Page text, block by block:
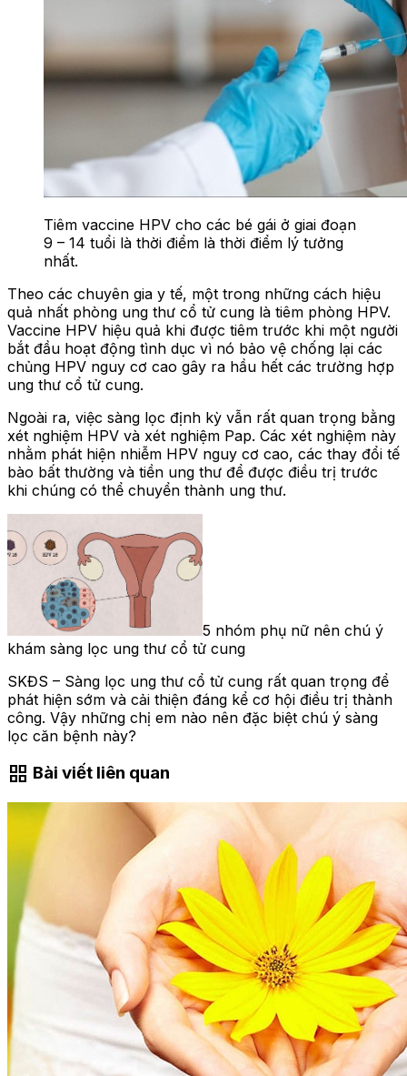
Tiêm vaccine HPV cho các bé gái ở giai đoạn
9 – 14 tuổi là thời điểm là thời điểm lý tưởng
nhất.
Theo các chuyên gia y tế, một trong những cách hiệu
quả nhất phòng ung thư cổ tử cung là tiêm phòng HPV.
Vaccine HPV hiệu quả khi được tiêm trước khi một người
bắt đầu hoạt động tình dục vì nó bảo vệ chống lại các
chủng HPV nguy cơ cao gây ra hầu hết các trường hợp
ung thư cổ tử cung.
Ngoài ra, việc sàng lọc định kỳ vẫn rất quan trọng bằng
xét nghiệm HPV và xét nghiệm Pap. Các xét nghiệm này
nhằm phát hiện nhiễm HPV nguy cơ cao, các thay đổi tế
bào bất thường và tiền ung thư để được điều trị trước
khi chúng có thể chuyển thành ung thư.
5 nhóm phụ nữ nên chú ý
khám sàng lọc ung thư cổ tử cung
SKĐS – Sàng lọc ung thư cổ tử cung rất quan trọng để
phát hiện sớm và cải thiện đáng kể cơ hội điều trị thành
công. Vậy những chị em nào nên đặc biệt chú ý sàng
lọc căn bệnh này?
grid_view Bài viết liên quan